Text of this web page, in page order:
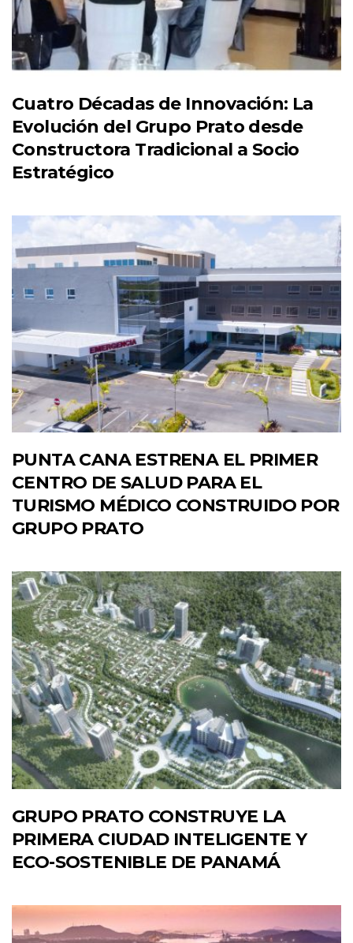
Cuatro Décadas de Innovación: La
Evolución del Grupo Prato desde
Constructora Tradicional a Socio
Estratégico
PUNTA CANA ESTRENA EL PRIMER
CENTRO DE SALUD PARA EL
TURISMO MÉDICO CONSTRUIDO POR
GRUPO PRATO
GRUPO PRATO CONSTRUYE LA
PRIMERA CIUDAD INTELIGENTE Y
ECO-SOSTENIBLE DE PANAMÁ